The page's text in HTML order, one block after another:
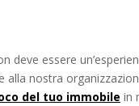
deve essere
alla nostra
del tuo immobile in